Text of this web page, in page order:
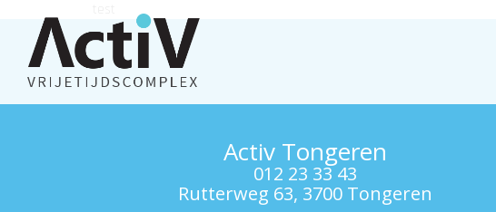
Activ Tongeren
012 23 33 43
Rutterweg 63, 3700 Tongeren